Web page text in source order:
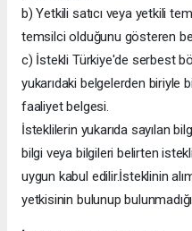
b) Yetkili satıcı veya yetkili
temsilci olduğunu gösteren
c) İstekli Türkiye'de serbest
yukarıdaki belgelerden biriyle
faaliyet belgesi.
İsteklilerin yukarıda sayılan
bilgi veya bilgileri belirten
uygun kabul edilir.İsteklinin
yetkisinin bulunup